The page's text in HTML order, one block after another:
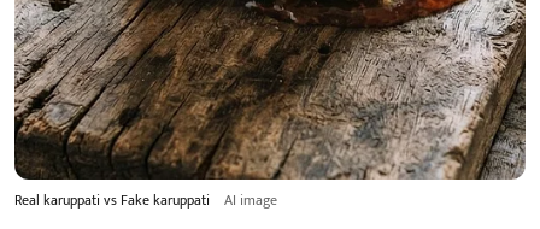
Real karuppati vs Fake karuppati AI image